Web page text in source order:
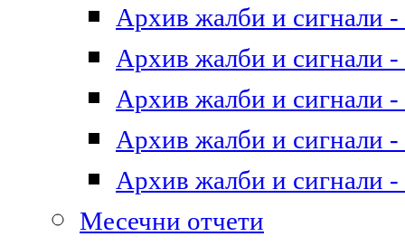
Архив жалби и сигнали -
Архив жалби и сигнали -
Архив жалби и сигнали -
Архив жалби и сигнали -
Архив жалби и сигнали -
Месечни отчети